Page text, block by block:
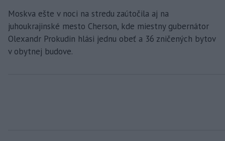
Moskva ešte v noci na stredu zaútočila aj na
juhoukrajinské mesto Cherson, kde miestny gubernátor
Olexandr Prokudin hlási jednu obeť a 36 zničených bytov
v obytnej budove.